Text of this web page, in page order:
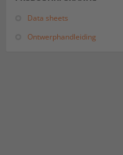
Data sheets
Ontwerphandleiding